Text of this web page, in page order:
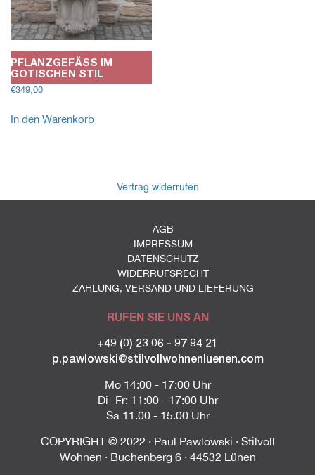
PFLANZGEFÄSS IM G
OTISCHEN STIL
€349,00
In den Warenkorb
Vertrag widerrufen
AGB
IMPRESSUM
DATENSCHUTZ
WIDERRUFSRECHT
ZAHLUNG, VERSAND UND LIEFERUNG
RUFEN SIE UNS AN
+49 (0) 23 06 - 97 94 21
p.pawlowski@stilvollwohnenluenen.com
Mo 14:00 - 17:00 Uhr
Di- Fr: 11:00 - 17:00 Uhr
Sa 11.00 - 15.00 Uhr
COPYRIGHT © 2022 · Paul Pawlowski · Stilvoll
Wohnen · Buchenberg 6 · 44532 Lünen